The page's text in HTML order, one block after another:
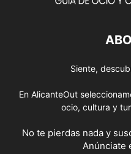
Siente,
En AlicanteOut
ocio, cultura y
No te pierdas nada y
Anúnciate